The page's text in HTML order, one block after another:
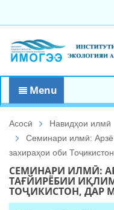
Menu
Асосӣ Навидҳои илмӣ
Семинари илмӣ:
захираҳои оби
СЕМИНАРИ ИЛМӢ:
ТАҒЙИРЁБИИ
ТОҶИКИСТОН, ДАР